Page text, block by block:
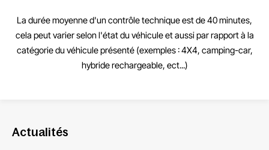
La durée moyenne d'un contrôle technique est de 40 minutes,
cela peut varier selon l'état du véhicule et aussi par rapport à la
catégorie du véhicule présenté (exemples : 4X4, camping-car,
hybride rechargeable, ect...)
Actualités